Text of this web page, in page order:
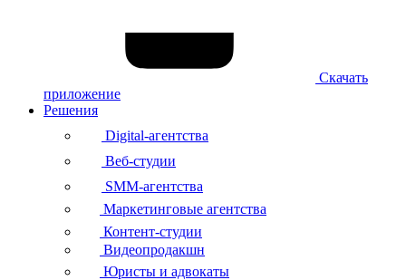
Скачать
приложение
Решения
Digital-агентства
Веб-студии
SMM-агентства
Маркетинговые агентства
Контент-студии
Видеопродакшн
Юристы и адвокаты